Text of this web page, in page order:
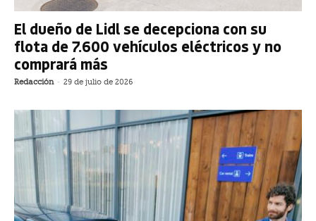
El dueño de Lidl se decepciona con su
flota de 7.600 vehículos eléctricos y no
comprará más
Redacción - 29 de julio de 2026